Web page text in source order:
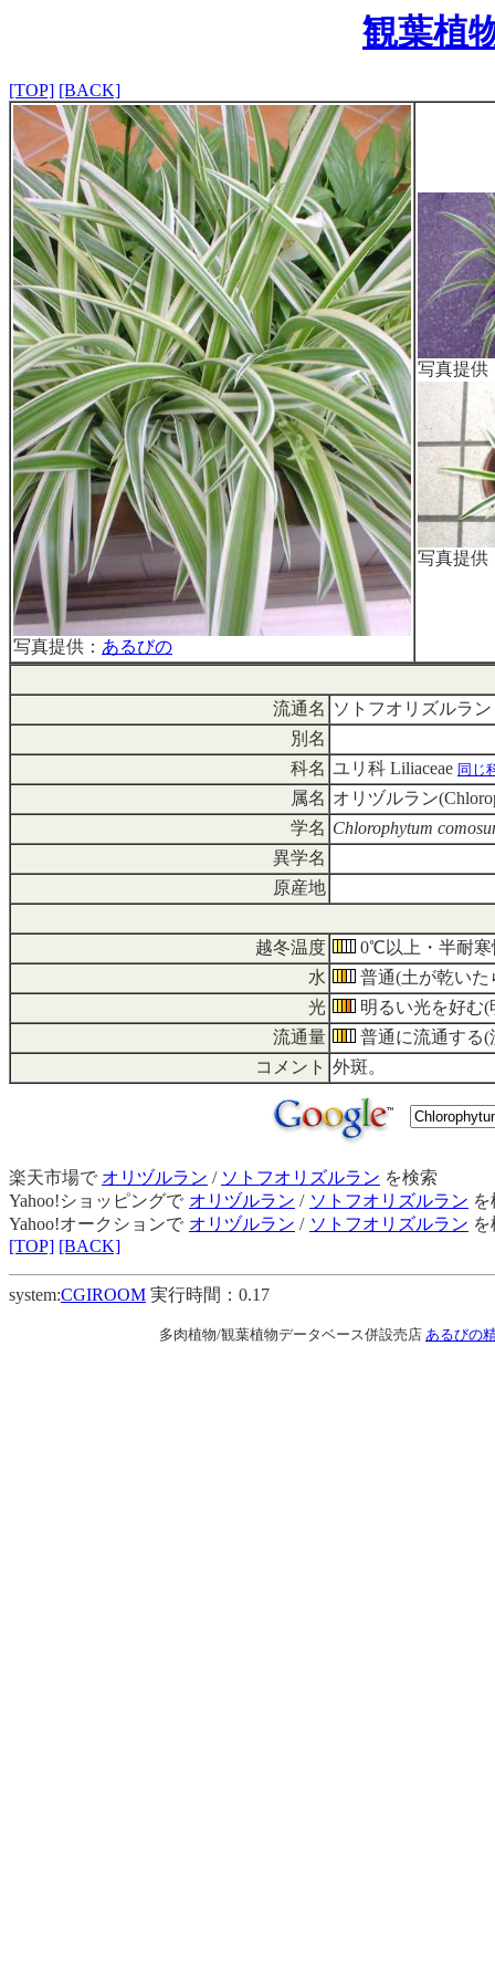
観葉植
[TOP] [BACK]
写真提供： あるびの
写真提供
写真提供
流通名 ソトフオリズルラン
別名
科名 ユリ科 Liliaceae 同じ
属名 オリヅルラン
学名 Chlorophytum
異学名
原産地
越冬温度
0℃以上・半耐寒
水
普通(土が乾いた
光
明るい光を好む
流通量
普通に流通する(
コメント 外斑。
楽天市場で オリヅルラン / ソトフオリズルラン を検索
Yahoo!ショッピングで オリヅルラン / ソトフオリズルラン
Yahoo!オークションで オリヅルラン / ソトフオリズルラン
[TOP] [BACK]
system:CGIROOM 実行時間：0.17
多肉植物/観葉植物データベース併設売店 あるびの